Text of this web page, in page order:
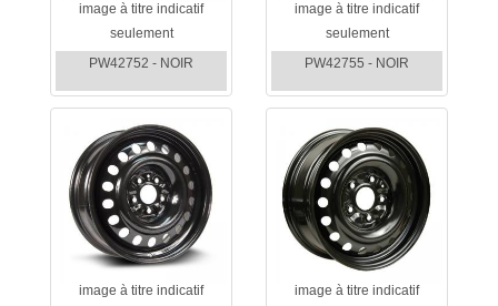
image à titre indicatif
seulement
PW42752 - NOIR
image à titre indicatif
seulement
PW42755 - NOIR
image à titre indicatif
image à titre indicatif